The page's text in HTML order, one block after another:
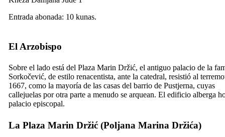
Entrada abonada: 10 kunas.
El Arzobispo
Sobre el lado está del Plaza Marin Držić, el antiguo palacio de la
Sorkočević, de estilo renacentista, ante la catedral, resistió al
1667, como la mayoría de las casas del barrio de Pustjerna, cuyas
callejuelas por otra parte a menudo se arquean. El edificio alberga
palacio episcopal.
La Plaza Marin Držić (Poljana Marina Držića)